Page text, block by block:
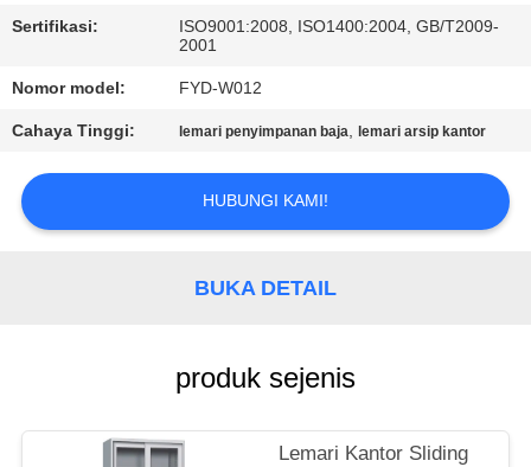
PERMINTAAN
PENAWARAN
Sertifikasi:
ISO9001:2008, ISO1400:2004, GB/T2009-
2001
Nomor model: FYD-W012
Cahaya Tinggi: lemari penyimpanan baja, lemari arsip kantor
HUBUNGI KAMI!
BUKA DETAIL
produk sejenis
Lemari Kantor Sliding